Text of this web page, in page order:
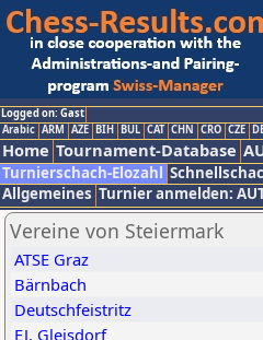
Logged on: Gast
Arabic ARM AZE BIH BUL CAT CHN CRO CZE
Home Tournament-Database
Turnierschach-Elozahl
Allgemeines Turnier anmelden:
Vereine von Steiermark
ATSE Graz
Bärnbach
Deutschfeistritz
EJ. Gleisdorf